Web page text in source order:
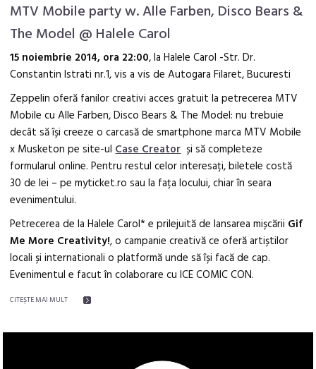
MTV Mobile party w. Alle Farben, Disco Bears &
The Model @ Halele Carol
15 noiembrie 2014, ora 22:00, la Halele Carol -Str. Dr.
Constantin Istrati nr.1, vis a vis de Autogara Filaret, Bucuresti
Zeppelin oferă fanilor creativi acces gratuit la petrecerea MTV
Mobile cu Alle Farben, Disco Bears & The Model: nu trebuie
decât să își creeze o carcasă de smartphone marca MTV Mobile
x Musketon pe site-ulCase Creatorși să completeze
formularul online. Pentru restul celor interesați, biletele costă
30 de lei – pe myticket.ro sau la fața locului, chiar în seara
evenimentului.
Petrecerea de la Halele Carol* e prilejuită de lansarea mișcării Gif
Me More Creativity!, o campanie creativă ce oferă artiștilor
locali și internationali o platformă unde să își facă de cap.
Evenimentul e facut în colaborare cu ICE COMIC CON.
CITEŞTE MAI MULT